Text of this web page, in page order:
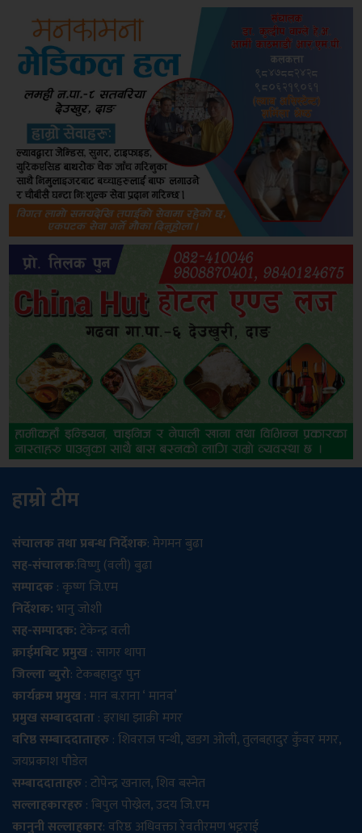
हाम्रो टीम
संचालक तथा प्रबन्ध निर्देशक: मेगमन बुढा
सह-संचालक:विष्णु (वली) बुढा
सम्पादक: कृष्ण जि.एम
निर्देशक:भानु जोशी
सह-सम्पादक:टेकेन्द्र वली
क्राईमबिट प्रमुख: सागर थापा
जिल्ला ब्युरो: टेकबहादुर पुन
कार्यक्रम प्रमुख: मान ब.राना ‘ मानव’
प्रमुख सम्बाददाता: इराधा झाक्री मगर
वरिष्ठ सम्बाददाताहरु: शिवराज पन्थी, खडग ओली, तुलबहादुर कुँवर मगर,
जयप्रकाश पौडेल
सम्बाददाताहरु: टोपेन्द्र खनाल, शिव बस्नेत
सल्लाहकारहरु: बिपुल पोख्रेल, उदय जि.एम
कानुनी सल्लाहकार: वरिष्ठ अधिवक्ता रेवतीरमण भट्टराई